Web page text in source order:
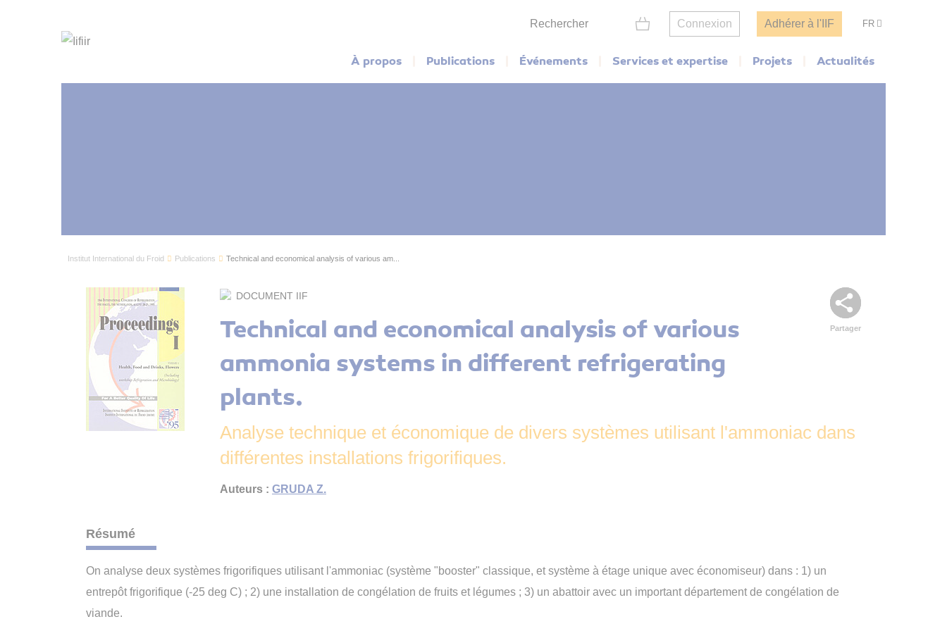
Rechercher Connexion Adhérer à l'IIF FR
Menu principal
À propos Publications Événements Services et expertise Projets Actualités
Institut International du Froid Publications Technical and economical analysis of various am...
Partager
DOCUMENT IIF
Analyse technique et économique de divers systèmes utilisant l'ammoniac dans
différentes installations frigorifiques.
Technical and economical analysis of various
ammonia systems in different refrigerating
plants.
Auteurs : GRUDA Z.
Résumé
On analyse deux systèmes frigorifiques utilisant l'ammoniac (système "booster" classique, et système à étage unique avec économiseur) dans : 1) un
entrepôt frigorifique (-25 deg C) ; 2) une installation de congélation de fruits et légumes ; 3) un abattoir avec un important département de congélation de
viande.